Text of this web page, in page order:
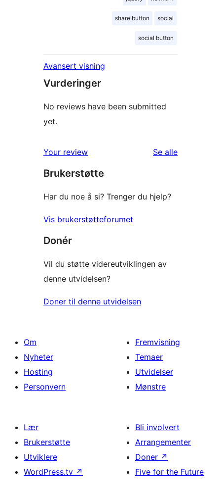
share button social
social button
Avansert visning
Vurderinger
No reviews have been submitted
yet.
Your review Se alleomtalene
Brukerstøtte
Har du noe å si? Trenger du hjelp?
Vis brukerstøtteforumet
Donér
Vil du støtte videreutviklingen av
denne utvidelsen?
Doner til denne utvidelsen
Om
Nyheter
Hosting
Personvern
Fremvisning
Temaer
Utvidelser
Mønstre
Lær
Brukerstøtte
Utviklere
WordPress.tv ↗
Bli involvert
Arrangementer
Doner ↗
Five for the Future